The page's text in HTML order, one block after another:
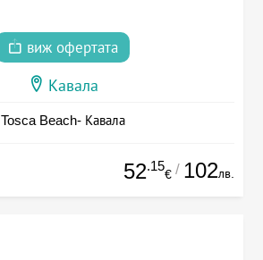
виж офертата
Кавала
Tosca Beach- Кавала
52.15
€ / 102лв.